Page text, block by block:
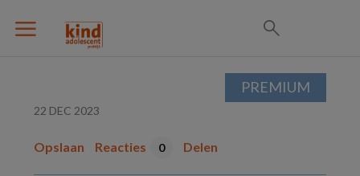
22 DEC 2023
Opslaan Reacties 0 Delen
PREMIUM